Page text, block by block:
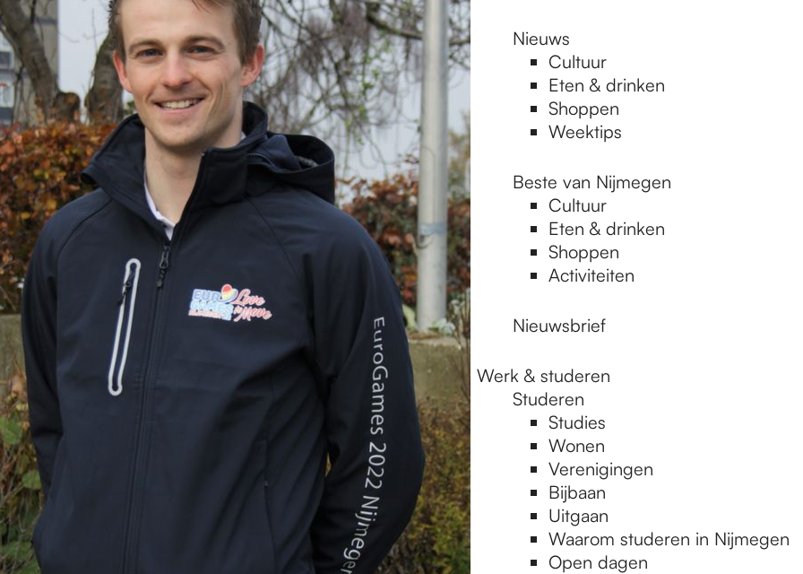
Nieuws
Cultuur
Eten & drinken
Shoppen
Weektips
Beste van Nijmegen
Cultuur
Eten & drinken
Shoppen
Activiteiten
Nieuwsbrief
Werk & studeren
Studeren
Studies
Wonen
Verenigingen
Bijbaan
Uitgaan
Waarom studeren in Nijmegen
Open dagen